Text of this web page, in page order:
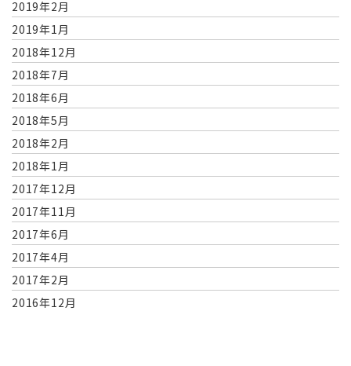
2019年2月
2019年1月
2018年12月
2018年7月
2018年6月
2018年5月
2018年2月
2018年1月
2017年12月
2017年11月
2017年6月
2017年4月
2017年2月
2016年12月